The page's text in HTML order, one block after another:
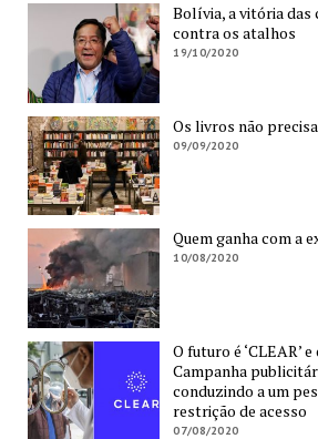
Bolívia, a vitória das
contra os atalhos
19/10/2020
Os livros não
09/09/2020
Quem ganha com a
10/08/2020
O futuro é ‘CLEAR’
Campanha
conduzindo a um
restrição de acesso
07/08/2020